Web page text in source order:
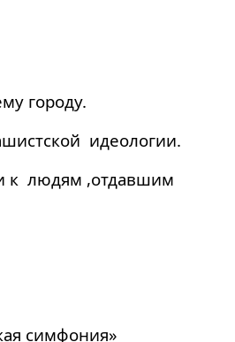
городу.
идеологии.
к людям ,отдавшим
симфония»